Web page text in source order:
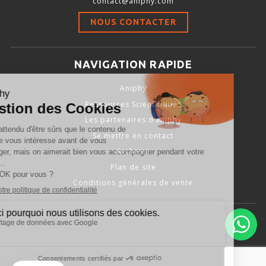
Stimulation-évaluation Thermique
ACTIVITÉ LOCOMOTRICE ET EXPLORATOIRE
COORDINATION ET SENSORI-MOTEUR
RYTHMES CIRCADIENS
DÉVELOPPEMENTS À FAÇON
PORTIQUES & STATIONS D’ANÉSTHÉSIE
ASPIRATEURS ET CARTOUCHES CHARBON ACTIF
ÉVAPORATEURS
NOUS CONTACTER
NAVIGATION RAPIDE
Aniphy
Ressources Scientifiques
Les partenaires d’aniphy
Se mettre en contact
Archives
Plan de site
Conditions générales de vente